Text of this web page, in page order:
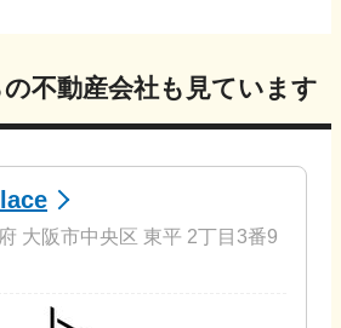
不動産会社も見ています
大阪市中央区 東平 2丁目3番9